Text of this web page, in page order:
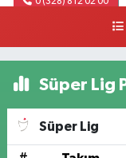
Süper Lig
Süper Lig